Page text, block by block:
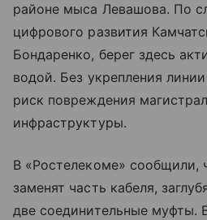
районе мыса Левашова. По
цифрового развития
Бондаренко, берег здесь
водой. Без укрепления
риск повреждения
инфраструктуры.
В «Ростелекоме» сообщили,
заменят часть кабеля,
две соединительные муфты.